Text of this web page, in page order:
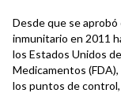
Desde que se
inmunitario en 2011
los Estados Unidos
Medicamentos
los puntos de